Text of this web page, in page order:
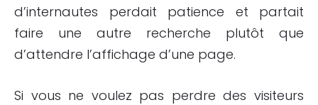
d’internautes perdait patience et partait
faire une autre recherche plutôt que
d’attendre l’affichage d’une page.
Si vous ne voulez pas perdre des visiteurs